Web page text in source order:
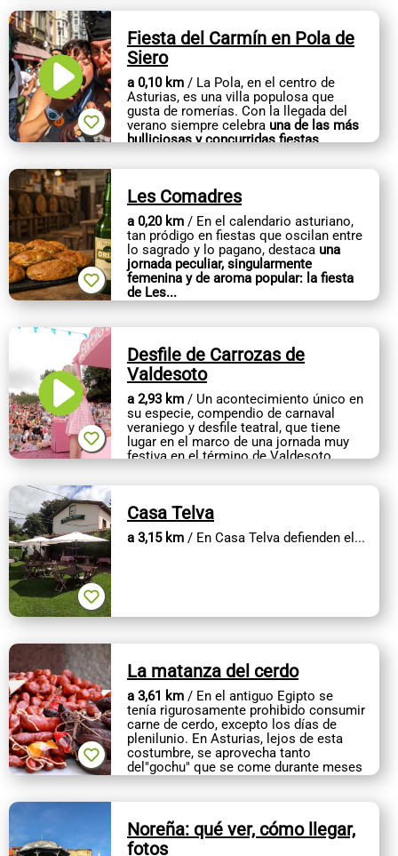
la zona y...
Fiesta del Carmín en Pola de
Siero
a 0,10 km / La Pola, en el centro de
Asturias, es una villa populosa que
gusta de romerías. Con la llegada del
verano siempre celebra una de las más
bulliciosas y concurridas fiestas
Les Comadres
a 0,20 km / En el calendario asturiano,
tan pródigo en fiestas que oscilan entre
lo sagrado y lo pagano, destaca una
jornada peculiar, singularmente
femenina y de aroma popular: la fiesta
de Les...
Desfile de Carrozas de
Valdesoto
a 2,93 km / Un acontecimiento único en
su especie, compendio de carnaval
veraniego y desfile teatral, que tiene
lugar en el marco de una jornada muy
festiva en el término de Valdesoto.
Los vecinos son los...
Casa Telva
a 3,15 km / En Casa Telva defienden el...
La matanza del cerdo
a 3,61 km / En el antiguo Egipto se
tenía rigurosamente prohibido consumir
carne de cerdo, excepto los días de
plenilunio. En Asturias, lejos de esta
costumbre, se aprovecha tanto
del"gochu" que se come durante meses
y...
Noreña: qué ver, cómo llegar,
fotos